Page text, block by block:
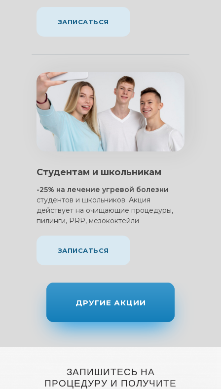
ЗАПИСАТЬСЯ
Студентам и школьникам
-25% на лечение угревой болезни
студентов и школьников. Акция
действует на очищающие процедуры,
пилинги, PRP, мезококтейли
ЗАПИСАТЬСЯ
ДРУГИЕ АКЦИИ
ЗАПИШИТЕСЬ НА
ПРОЦЕДУРУ И ПОЛУЧИТЕ